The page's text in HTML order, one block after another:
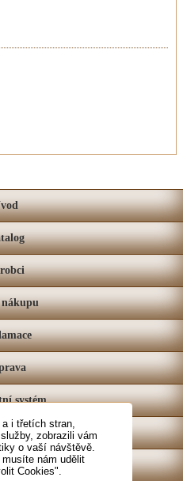
i třetích stran,
zobrazili vám
o vaší návštěvě.
nám udělit
Cookies".
nákupu
systém